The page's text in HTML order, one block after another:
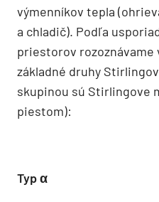
výmenníkov tepla
a chladič). Podľa
priestorov
základné druhy
skupinou sú Stirlingove
piestom):
Typ α